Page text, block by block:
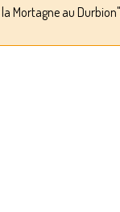
la Mortagne au